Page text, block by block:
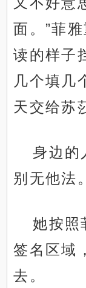
面。”菲
读的样子
几个填几
天交给苏
身边的
别无他法。
她按照
签名区域
去。